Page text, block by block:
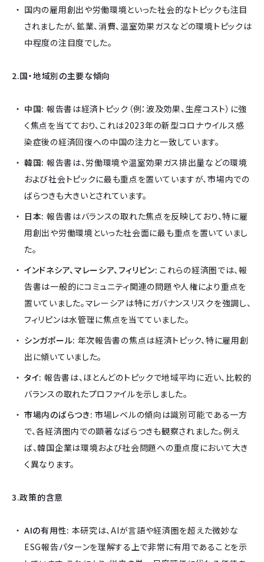
国内の雇用創出や労働環境といった社会的なトピックも注目
されましたが、鉱業、消費、温室効果ガスなどの環境トピックは
中程度の注目度でした。
2.国・地域別の主要な傾向
中国: 報告書は経済トピック（例：波及効果、生産コスト）に強
く焦点を当てており、これは2023年の新型コロナウイルス感
染症後の経済回復への中国の注力と一致しています。
韓国: 報告書は、労働環境や温室効果ガス排出量などの環境
および社会トピックに最も重点を置いていますが、市場内での
ばらつきも大きいとされています。
日本: 報告書はバランスの取れた焦点を反映しており、特に雇
用創出や労働環境といった社会面に最も重点を置いていまし
た。
インドネシア、マレーシア、フィリピン: これらの経済圏では、報
告書は一般的にコミュニティ関連の問題や人権により重点を
置いていました。マレーシアは特にガバナンスリスクを強調し、
フィリピンは水管理に焦点を当てていました。
シンガポール: 年次報告書の焦点は経済トピック、特に雇用創
出に傾いていました。
タイ: 報告書は、ほとんどのトピックで地域平均に近い、比較的
バランスの取れたプロファイルを示しました。
市場内のばらつき: 市場レベルの傾向は識別可能である一方
で、各経済圏内での顕著なばらつきも観察されました。例え
ば、韓国企業は環境および社会問題への重点度において大き
く異なります。
3.政策的含意
AIの有用性: 本研究は、AIが言語や経済圏を超えた微妙な
ESG報告パターンを理解する上で非常に有用であることを示